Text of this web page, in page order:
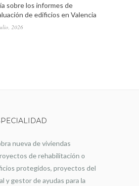
sobre los informes de
de edificios en Valencia
2026
nueva de viviendas
de rehabilitación o
protegidos, proyectos del
y gestor de ayudas para la